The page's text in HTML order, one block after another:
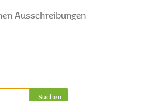
Ausschreibungen